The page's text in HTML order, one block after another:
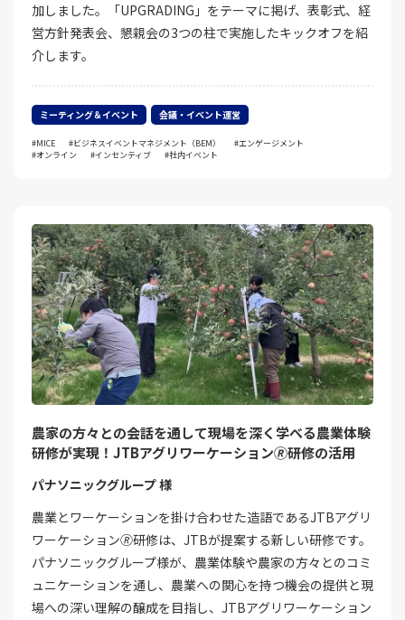
加しました。「UPGRADING」をテーマに掲げ、表彰式、経
営方針発表会、懇親会の3つの柱で実施したキックオフを紹
介します。
ミーティング＆イベント 会議・イベント運営
MICE ビジネスイベントマネジメント（BEM）
エンゲージメント
オンライン
インセンティブ 社内イベント
農家の方々との会話を通して現場を深く学べる農業体験
研修が実現！JTBアグリワーケーション🄬研修の活用
パナソニックグループ 様
農業とワーケーションを掛け合わせた造語であるJTBアグリ
ワーケーション🄬研修は、JTBが提案する新しい研修です。
パナソニックグループ様が、農業体験や農家の方々とのコミ
ュニケーションを通し、農業への関心を持つ機会の提供と現
場への深い理解の醸成を目指し、JTBアグリワーケーション